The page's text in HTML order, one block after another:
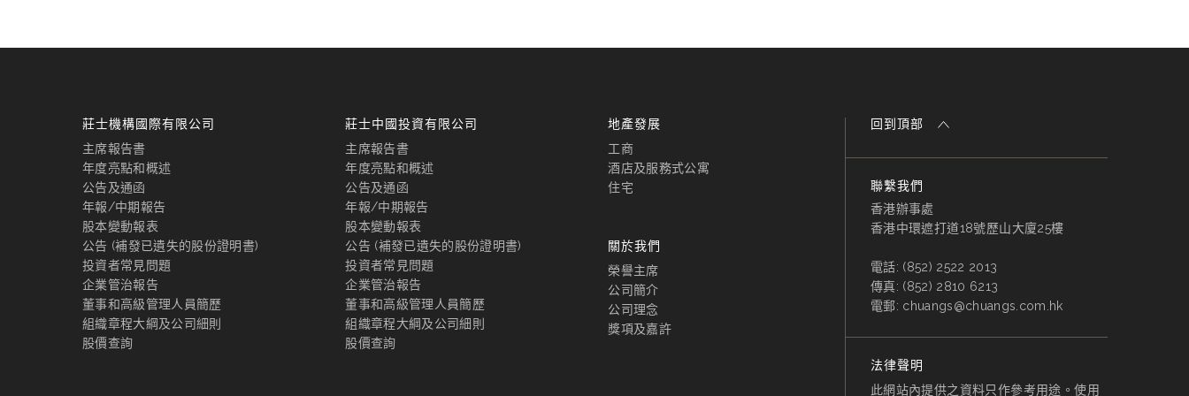
莊士機構國際有限公司
主席報告書
年度亮點和概述
公告及通函
年報/中期報告
股本變動報表
公告 (補發已遺失的股份證明書)
投資者常見問題
企業管治報告
董事和高級管理人員簡歷
組織章程大綱及公司細則
股價查詢
莊士中國投資有限公司
主席報告書
年度亮點和概述
公告及通函
年報/中期報告
股本變動報表
公告 (補發已遺失的股份證明書)
投資者常見問題
企業管治報告
董事和高級管理人員簡歷
組織章程大綱及公司細則
股價查詢
地產發展
工商
酒店及服務式公寓
住宅
關於我們
榮譽主席
公司簡介
公司理念
獎項及嘉許
回到頂部
聯繫我們
香港辦事處
香港中環遮打道18號歷山大廈25樓
電話: (852) 2522 2013
傳真: (852) 2810 6213
電郵: chuangs@chuangs.com.hk
法律聲明
此網站內提供之資料只作參考用途。使用